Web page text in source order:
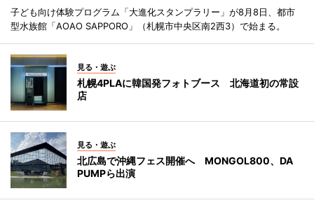
子ども向け体験プログラム「大進化スタンプラリー」が8月8日、都市
型水族館「AOAO SAPPORO」（札幌市中央区南2西3）で始まる。
見る・遊ぶ
札幌4PLAに韓国発フォトブース 北海道初の常設
店
見る・遊ぶ
北広島で沖縄フェス開催へ MONGOL800、DA
PUMPら出演